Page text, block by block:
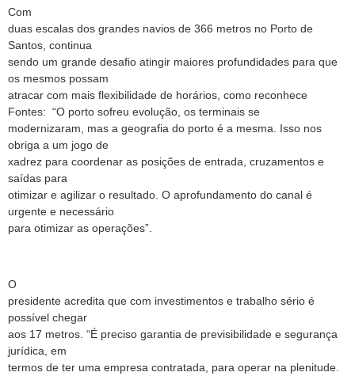
Com
duas escalas dos grandes navios de 366 metros no Porto de
Santos, continua
sendo um grande desafio atingir maiores profundidades para que
os mesmos possam
atracar com mais flexibilidade de horários, como reconhece
Fontes: “O porto sofreu evolução, os terminais se
modernizaram, mas a geografia do porto é a mesma. Isso nos
obriga a um jogo de
xadrez para coordenar as posições de entrada, cruzamentos e
saídas para
otimizar e agilizar o resultado. O aprofundamento do canal é
urgente e necessário
para otimizar as operações”.
O
presidente acredita que com investimentos e trabalho sério é
possível chegar
aos 17 metros. “É preciso garantia de previsibilidade e segurança
jurídica, em
termos de ter uma empresa contratada, para operar na plenitude.